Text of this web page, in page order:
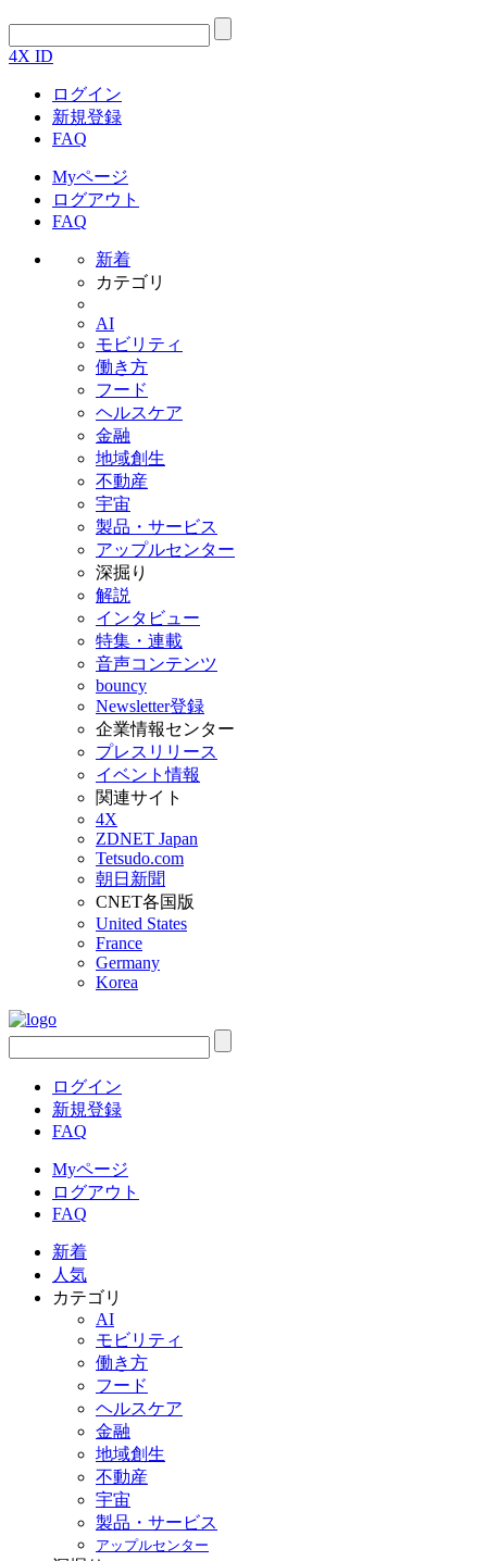
4X ID
ログイン
新規登録
FAQ
Myページ
ログアウト
FAQ
新着
カテゴリ
AI
モビリティ
働き方
フード
ヘルスケア
金融
地域創生
不動産
宇宙
製品・サービス
アップルセンター
深掘り
解説
インタビュー
特集・連載
音声コンテンツ
bouncy
Newsletter登録
企業情報センター
プレスリリース
イベント情報
関連サイト
4X
ZDNET Japan
Tetsudo.com
朝日新聞
CNET各国版
United States
France
Germany
Korea
ログイン
新規登録
FAQ
Myページ
ログアウト
FAQ
新着
人気
カテゴリ
AI
モビリティ
働き方
フード
ヘルスケア
金融
地域創生
不動産
宇宙
製品・サービス
アップルセンター